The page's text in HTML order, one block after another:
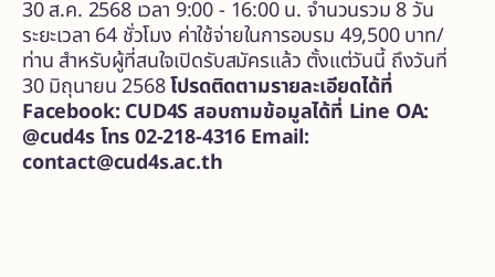
30 ส.ค. 2568 เวลา 9:00 - 16:00 น. จำนวนรวม 8 วัน
ระยะเวลา 64 ชั่วโมง ค่าใช้จ่ายในการอบรม 49,500 บาท/
ท่าน สำหรับผู้ที่สนใจเปิดรับสมัครแล้ว ตั้งแต่วันนี้ ถึงวันที่
30 มิถุนายน 2568โปรดติดตามรายละเอียดได้ที่
Facebook: CUD4S สอบถามข้อมูลได้ที่ Line OA:
@cud4s โทร 02-218-4316 Email:
contact@cud4s.ac.th